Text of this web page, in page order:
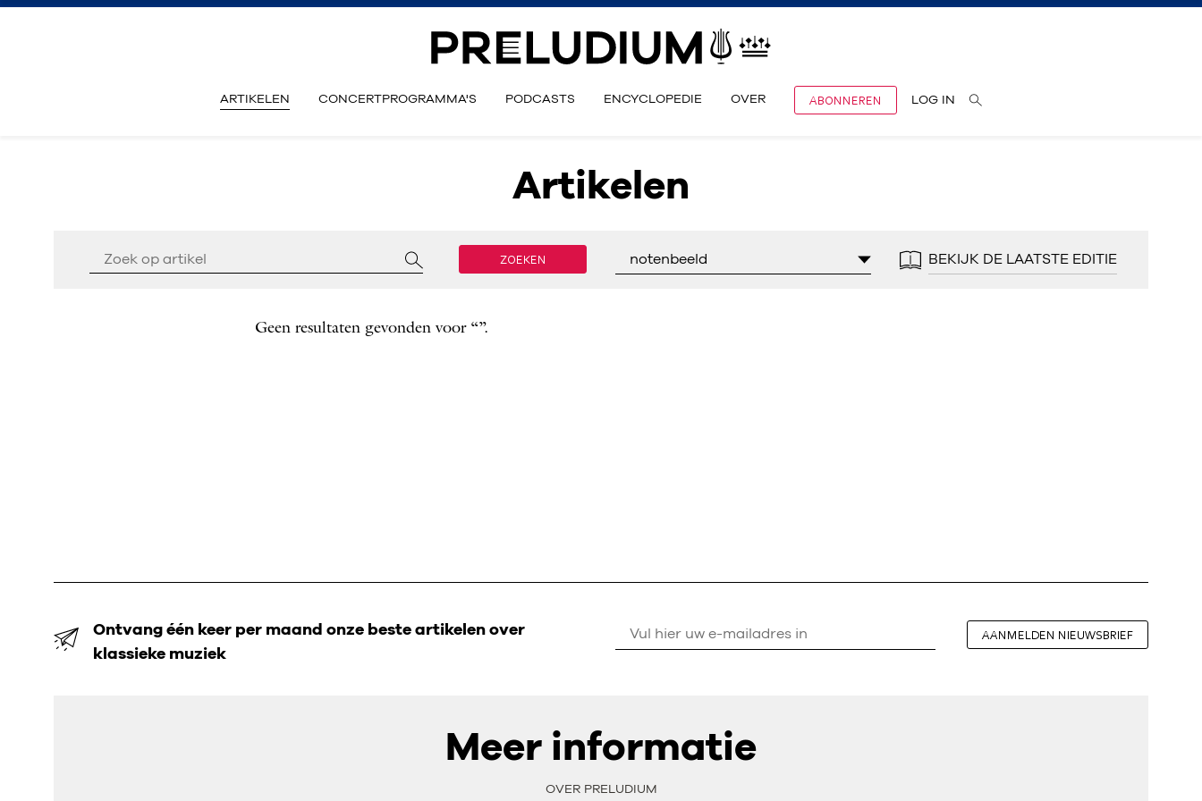
ARTIKELEN CONCERTPROGRAMMA'S PODCASTS ENCYCLOPEDIE OVER ABONNEREN LOG IN
Artikelen
ZOEKEN notenbeeld BEKIJK DE LAATSTE EDITIE
Geen resultaten gevonden voor “”.
Ontvang één keer per maand onze beste artikelen over
klassieke muziek
AANMELDEN NIEUWSBRIEF
Meer informatie
OVER PRELUDIUM